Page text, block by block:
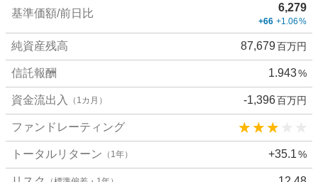
詳
値
基準価額/前日比 6,279
+66 +1.06%
純資産残高 87,679百万円
信託報酬 1.943%
資金流出入 （1カ月） -1,396百万円
ファンドレーティング
トータルリターン （1年） +35.1%